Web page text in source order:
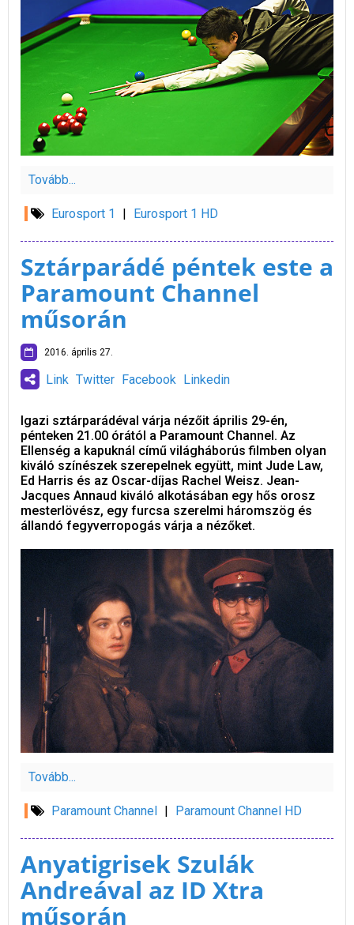
Tovább...
Eurosport 1 | Eurosport 1 HD
Sztárparádé péntek este a
Paramount Channel
műsorán
2016. április 27.
Link Twitter Facebook Linkedin
Igazi sztárparádéval várja nézőit április 29-én,
pénteken 21.00 órától a Paramount Channel. Az
Ellenség a kapuknál című világháborús filmben olyan
kiváló színészek szerepelnek együtt, mint Jude Law,
Ed Harris és az Oscar-díjas Rachel Weisz. Jean-
Jacques Annaud kiváló alkotásában egy hős orosz
mesterlövész, egy furcsa szerelmi háromszög és
állandó fegyverropogás várja a nézőket.
Tovább...
Paramount Channel | Paramount Channel HD
Anyatigrisek Szulák
Andreával az ID Xtra
műsorán